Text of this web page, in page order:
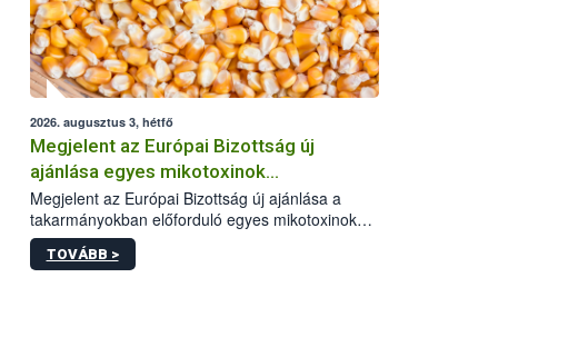
2026. augusztus 3, hétfő
Megjelent az Európai Bizottság új
ajánlása egyes mikotoxinok
takarmányokban való jelenlétéről
Megjelent az Európai Bizottság új ajánlása a
takarmányokban előforduló egyes mikotoxinokkal
kapcsolatban. A dokumentum 2027-től új
irányértékek alkalmazását írja elő, és a jelenleg
TOVÁBB >